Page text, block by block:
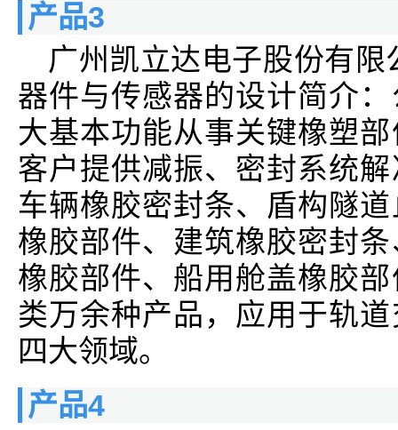
产品3
广州凯立达电子股份有
器件与传感器的设计简介
大基本功能从事关键橡塑
客户提供减振、密封系统
车辆橡胶密封条、盾构隧
橡胶部件、建筑橡胶密封
橡胶部件、船用舱盖橡胶
类万余种产品，应用于轨
四大领域。
产品4